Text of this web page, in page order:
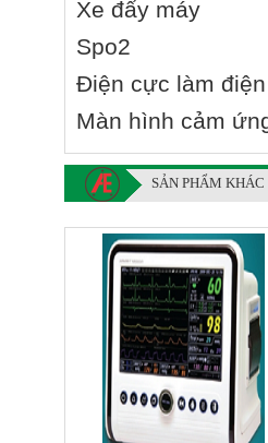
Xe đẩy máy
Spo2
Điện cực làm
Màn hình cảm
SẢN PHẨM